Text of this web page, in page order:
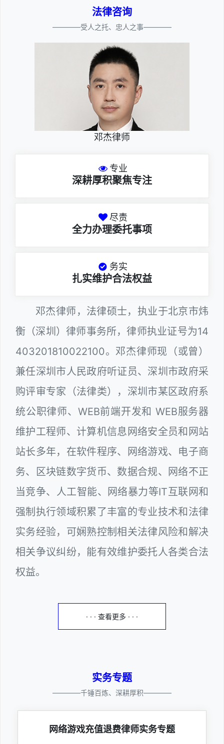
法律咨询
————受人之托、忠人之事————
邓杰律师
专业
深耕厚积聚焦专注
尽责
全力办理委托事项
务实
扎实维护合法权益
邓杰律师，法律硕士，执业于北京市炜
衡（深圳）律师事务所，律师执业证号为14
403201810022100。邓杰律师现（或曾）
兼任深圳市人民政府听证员、深圳市政府采
购评审专家（法律类），深圳市某区政府系
统公职律师、WEB前端开发和 WEB服务器
维护工程师、计算机信息网络安全员和网站
站长多年，在软件程序、网络游戏、电子商
务、区块链数字货币、数据合规、网络不正
当竞争、人工智能、网络暴力等IT互联网和
强制执行领域积累了丰富的专业技术和法律
实务经验，可娴熟控制相关法律风险和解决
相关争议纠纷，能有效维护委托人各类合法
权益。
· · · 查看更多 · · ·
实务专题
————千锤百炼、深耕厚积————
网络游戏充值退费律师实务专题